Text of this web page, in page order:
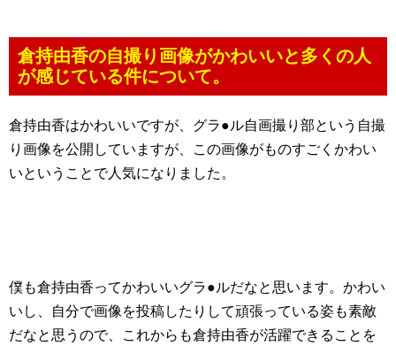
倉持由香の自撮り画像がかわいいと多くの人
が感じている件について。
倉持由香はかわいいですが、グラ●ル自画撮り部という自撮
り画像を公開していますが、この画像がものすごくかわい
いということで人気になりました。
僕も倉持由香ってかわいいグラ●ルだなと思います。かわい
いし、自分で画像を投稿したりして頑張っている姿も素敵
だなと思うので、これからも倉持由香が活躍できることを